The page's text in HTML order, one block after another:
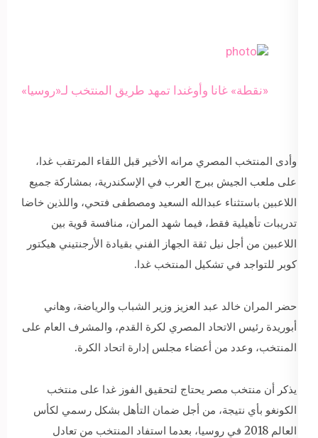
«نقطة» غانا وأوغندا تمهد طريق المنتخب لـ«روسيا»
وأدى المنتخب المصري مرانه الأخير قبل اللقاء المرتقب غدا،
على ملعب الجيش ببرج العرب في الإسكندرية، بمشاركة جميع
اللاعبين باستثناء عبدالله السعيد ومصطفى فتحي، واللذين خاضا
تدريبات تأهيلية فقط، فيما شهد المران، منافسة قوية بين
اللاعبين من أجل نيل ثقة الجهاز الفني بقيادة الأرجنتيني هيكتور
كوبر للتواجد في تشكيل المنتخب غدا.
حضر المران خالد عبد العزيز وزير الشباب والرياضة، وهاني
أبوريدة رئيس الاتحاد المصري لكرة القدم، والمشرف العام على
المنتخب، وعدد من أعضاء مجلس إدارة اتحاد الكرة.
يذكر أن منتخب مصر يحتاج لتحقيق الفوز غدا على منتخب
الكونغو بأي نتيجة، من أجل ضمان التأهل بشكل رسمي لكأس
العالم 2018 في روسيا، بعدما استفاد المنتخب من تعادل